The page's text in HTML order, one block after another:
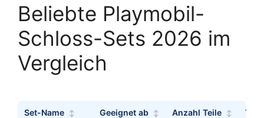
Beliebte Playmobil-
Schloss-Sets 2026 im
Vergleich
Set-Name Geeignet ab Anzahl Teile